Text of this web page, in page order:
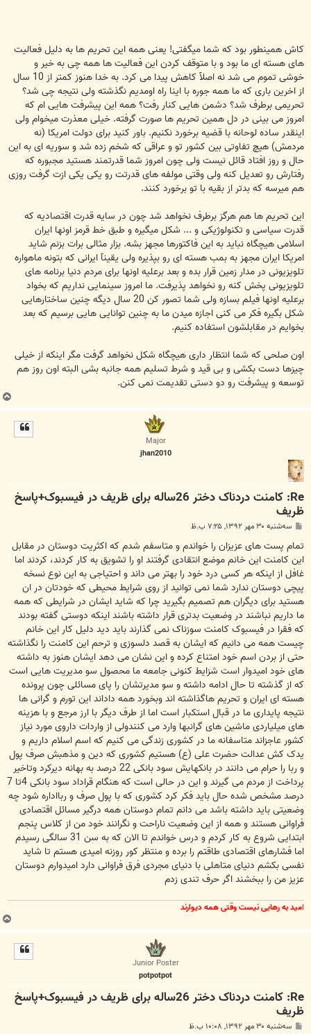
کاش همینطور بود که شما میگفتی! یعنی همه این تحریم ها به دلیل فعالیت
های هسته ای ما بود و با متوقف کردن این فعالیت ها همه چی به خیر و
خوشی تموم می شد نه اصلآ کاهش پیدا می کرد. به خدا هنوز کمتر از 10 سال
از اخرین باری که ما همه جوره با اینا راه اومدیم نگذشته ولی نتیجه چی شد؟
تحریمی برطرف شد؟ دشمن هایی کنار رفت؟ همه این پیشرفت هایی ام که
امروز می بینی در دل همین تحریم ها صورت گرفته. خیلی معذرت میخوام ولی
اینقدر ساده لوحانه با قضیه برخورد نکنیم. باور کنید برای دولت امریکا (نه
مردمش) هیچ تفاوتی بین کشور تو و عراقی که شخم زده شد و سوریه ای به این
حال و روز افتاد قائل نیست ولی چون امروز شما قدرتمند هستید مجبوره که
رفتارش رو تعدیل کنه ولی وقتی مولفه های قدرتت رو یکی یکی ازت گرفت روزی
هم میرسه که بدتر از بقیه با تو برخورد کنند.
این تحریم ها هم هرگز برطرف نخواهد شد چون در سایه قدرت اقتصادیه که
قدرت سیاسی و تکنولوژیکی و ... شکل میگیره و طبق خط قرمز اونها ایران
اسلامی هیچگاه نباید به این فاکتورها مجهز بشه. بزار مثالی برات بزنم شاید
امریکا ایران مجهز به بمب هسته ای رو بپذیره ولی یقینآ ایرانی که بتونه ماهواره
تلویزیونی در مدار زمین قرار بده و بعد برعلیه اونها برای مردم دنیا برنامه های
تلویزیونی پخش کنه رو نخواهد پذیرفت. ما امروز سینمایی نداریم که بخواد
برعلیه اونها فیلم بسازه ولی شما تصور کن 20 سال دیگه چنین ساختارهایی
شکل بگیره فکر می کنی اجازه میدن ما به چنین توانایی هایی برسیم که بعد
بخوایم در مقابلشون استفاده کنیم.
اون صلحی که شما انتظار داری هیچگاه شکل نخواهد گرفت مگر اینکه از خیلی
چیزها دست بکشی و بی قید و شرط تسلیم همه جانبه بشی البته اون روز هم
توسعه و پیشرفت رو دو دستی تقدیمت نمی کنن.
ب
ا
Major
jhan2010
Re: کامنت دردناک دختر 26ساله برای ظریف در فیسبوک+پاسخ
ظریف
پ
ت
سه‌شنبه ۳۰ مهر ۱۳۹۲, ۷:۲۵ ب.ظ
تمام پست های عزیزان را خواندم و متاسفم شدم که اکثریت دوستان در مقابل
این کامنت این خانم موضع انتقادی گرفتند او را تشویق به کار کردند، کردند اما
غافل از اینکه هر کسی درد خود را بهتر می داند و احتیاجی به این نوع نسخه
پیچی دوستان ندارد شما نمی توانید از روی شرایط محیطی که خودتان در ان
هستید برای دیگران هم تصمیم بگیرید چرا که شاید ایشان در شرایطی که همه
ما داریم نباشند در وضعیت بدتری قرار داشته باشند اینکه دوستی گفته بودند
که فقرا در فیسبوک کامنت سوزناک نمی گذارند باید دید دلیل کار این خانم
چیست همه می دانیم که ایشان به قصد دلسوزی و ترحم این کامنت را نگذاشته
حتی از بردن اسم خود امتناع کرده و این نشان می دهد ایشان هنوز به داشته
های خود امیدوار است شزایط کنونی جامعه ما محصول سو مدیریت هایی است
که از گذشته تا حال ادامه داشته و سو مدیرتشان را پای مسائلی چون پرونده
هسته ای ایران و تحریم هاگذاشته اند وبخورد همه داداند این تورم و گرانی ها
نتیجه پایداری ما در قبال استکبار است اما از طرف دیگر با ارز مرجع و با هزینه
های میلیاردی ماشین های گرانبها وارد می کنندولی از واردات داروی مورد نیاز
کشور عاجزاند متاسفانه ما در کشوری زندگی می کنیم که اسم اسلام داریم و
یدک کش عدالت حضرت علی (ع) هستیم کشوری که دین و مذهبش صرف پول
و ربا را حرام می دانند در بانکهایش سود بانکی 22 درصد به بهانه دیرکرد وتاخیر
پرداخت از مردم می گیرند و این در حالی است که هنگام قراداد سود بانکی 4تا 7
درصد مشخص شده حال باید فکر کرد کشوری که با پول صرف و ربااداره شود چه
وضعیتی باید داشته باشد می دانم تمام دوستان همه درگیر مسائل اقتصادی
فراوانی هستند و همه از این وضعیت ناراحت و نگرانند خود من از کلاس پنجم
ابتدایی شروع به کار کردم و درس خواندم تا الان که به سن 31 سالگی رسیدم
اما فشارهای اقتصادی طاقتم را برده و منتظر کور روزنه امیدی هستم تا شاید
نفسی بکشم دنیای متاهلی با دنیای مجردی فرق فراوانی دارد امیدوارم دوستان
عزیز من را ببخشند اگر حرف تندی زدم
مید به رهایی نیست وقتی همه دیوارند
ب
ا
Junior Poster
potpotpot
Re: کامنت دردناک دختر 26ساله برای ظریف در فیسبوک+پاسخ
ظریف
پ سه‌شنبه ۳۰ مهر ۱۳۹۲, ۱۰:۰۸ ب.ظ